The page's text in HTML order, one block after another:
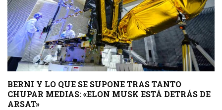
BERNI Y LO QUE SE SUPONE TRAS TANTO
CHUPAR MEDIAS: «ELON MUSK ESTÁ DETRÁS DE
ARSAT»